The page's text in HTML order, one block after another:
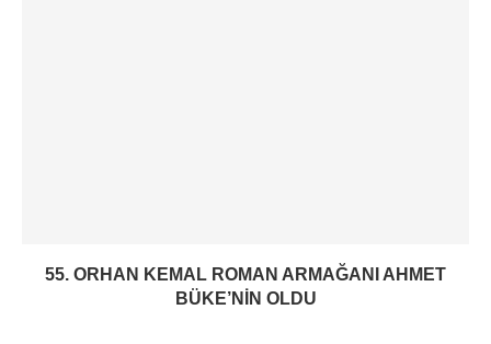
55. ORHAN KEMAL ROMAN ARMAĞANI AHMET
BÜKE’NIN OLDU